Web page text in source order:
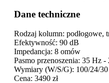
Dane techniczne
Rodzaj kolumn: podłogowe,
Efektywność: 90 dB
Impedancja: 8 omów
Pasmo przenoszenia: 35 Hz
Wymiary (W/S/G): 100/24/
Cena: 3490 zł